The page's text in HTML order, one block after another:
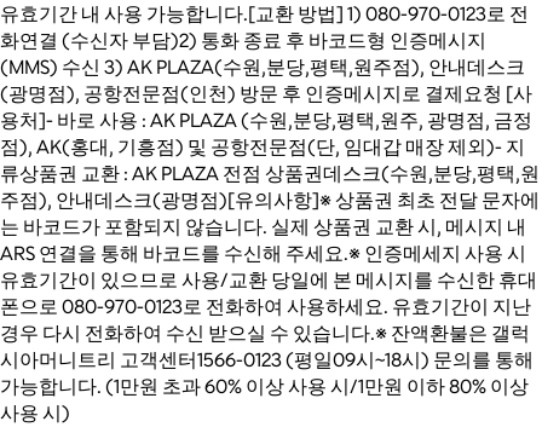
유효기간 내 사용 가능합니다.[교환 방법] 1) 080-970-0123로 전
화연결 (수신자 부담)2) 통화 종료 후 바코드형 인증메시지
(MMS) 수신 3) AK PLAZA(수원,분당,평택,원주점), 안내데스크
(광명점), 공항전문점(인천) 방문 후 인증메시지로 결제요청 [사
용처]- 바로 사용 : AK PLAZA (수원,분당,평택,원주, 광명점, 금정
점), AK(홍대, 기흥점) 및 공항전문점(단, 임대갑 매장 제외)- 지
류상품권 교환 : AK PLAZA 전점 상품권데스크(수원,분당,평택,원
주점), 안내데스크(광명점)[유의사항]※ 상품권 최초 전달 문자에
는 바코드가 포함되지 않습니다. 실제 상품권 교환 시, 메시지 내
ARS 연결을 통해 바코드를 수신해 주세요.※ 인증메세지 사용 시
유효기간이 있으므로 사용/교환 당일에 본 메시지를 수신한 휴대
폰으로 080-970-0123로 전화하여 사용하세요. 유효기간이 지난
경우 다시 전화하여 수신 받으실 수 있습니다.※ 잔액환불은 갤럭
시아머니트리 고객센터1566-0123 (평일09시~18시) 문의를 통해
가능합니다. (1만원 초과 60% 이상 사용 시/1만원 이하 80% 이상
사용 시)